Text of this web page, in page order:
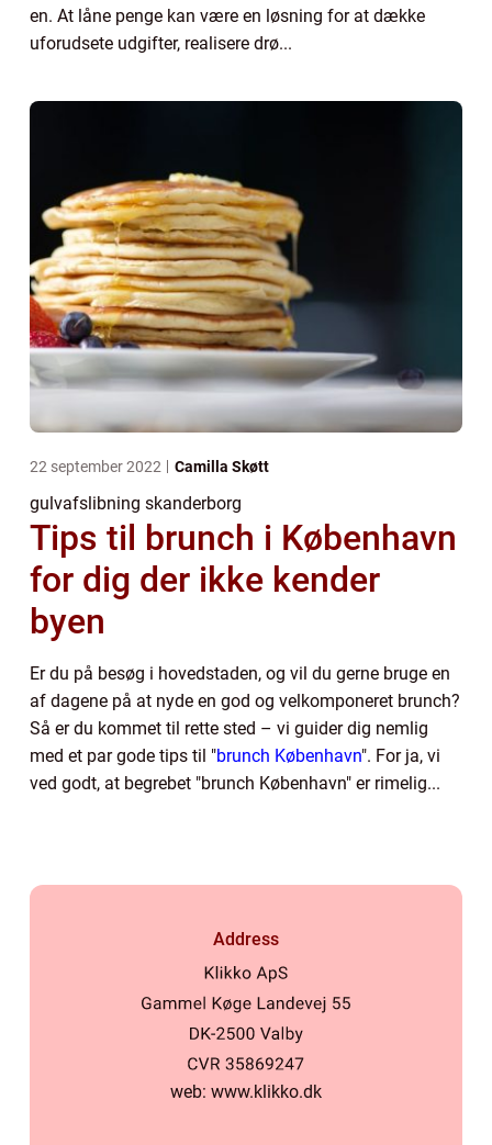
en. At låne penge kan være en løsning for at dække
uforudsete udgifter, realisere drø...
22 september 2022 Camilla Skøtt
gulvafslibning skanderborg
Tips til brunch i København
for dig der ikke kender
byen
Er du på besøg i hovedstaden, og vil du gerne bruge en
af dagene på at nyde en god og velkomponeret brunch?
Så er du kommet til rette sted – vi guider dig nemlig
med et par gode tips til "brunch København". For ja, vi
ved godt, at begrebet "brunch København" er rimelig...
Address
web: www.klikko.dk